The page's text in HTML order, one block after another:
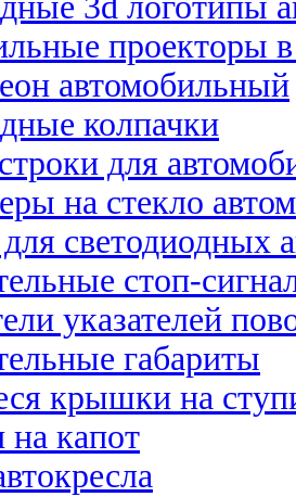
проекторы
автомобильный
колпачки
для
на стекло
светодиодных
стоп-
указателей
габариты
крышки на
на капот